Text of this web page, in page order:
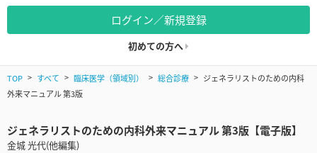
ログイン／新規登録
初めての方へ
TOP すべて 臨床医学（領域別） 総合診療
ジェネラリストのための内科
外来マニュアル 第3版
ジェネラリストのための内科外来マニュアル 第3版【電子版】
金城 光代(他編集)